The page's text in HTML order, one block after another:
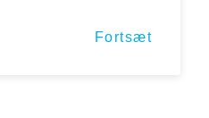
Fortsæt